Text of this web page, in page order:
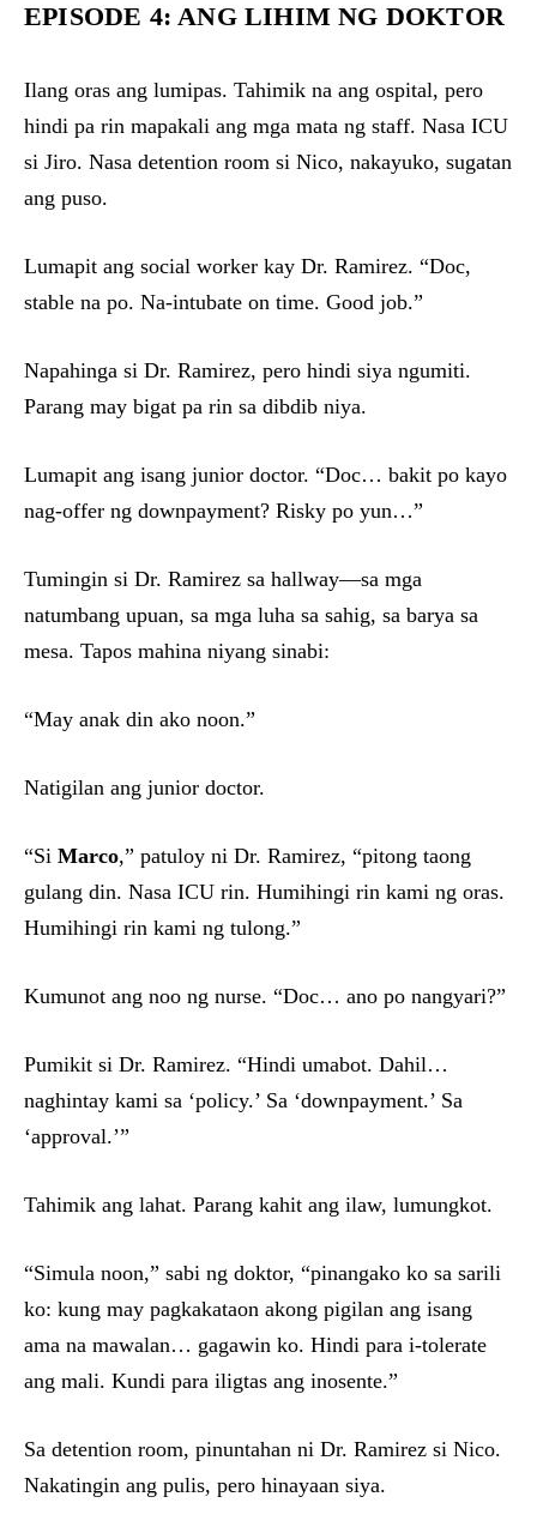
EPISODE 4: ANG LIHIM NG DOKTOR
Ilang oras ang lumipas. Tahimik na ang ospital, pero
hindi pa rin mapakali ang mga mata ng staff. Nasa ICU
si Jiro. Nasa detention room si Nico, nakayuko, sugatan
ang puso.
Lumapit ang social worker kay Dr. Ramirez. “Doc,
stable na po. Na-intubate on time. Good job.”
Napahinga si Dr. Ramirez, pero hindi siya ngumiti.
Parang may bigat pa rin sa dibdib niya.
Lumapit ang isang junior doctor. “Doc… bakit po kayo
nag-offer ng downpayment? Risky po yun…”
Tumingin si Dr. Ramirez sa hallway—sa mga
natumbang upuan, sa mga luha sa sahig, sa barya sa
mesa. Tapos mahina niyang sinabi:
“May anak din ako noon.”
Natigilan ang junior doctor.
“Si Marco,” patuloy ni Dr. Ramirez, “pitong taong
gulang din. Nasa ICU rin. Humihingi rin kami ng oras.
Humihingi rin kami ng tulong.”
Kumunot ang noo ng nurse. “Doc… ano po nangyari?”
Pumikit si Dr. Ramirez. “Hindi umabot. Dahil…
naghintay kami sa ‘policy.’ Sa ‘downpayment.’ Sa
‘approval.’”
Tahimik ang lahat. Parang kahit ang ilaw, lumungkot.
“Simula noon,” sabi ng doktor, “pinangako ko sa sarili
ko: kung may pagkakataon akong pigilan ang isang
ama na mawalan… gagawin ko. Hindi para i-tolerate
ang mali. Kundi para iligtas ang inosente.”
Sa detention room, pinuntahan ni Dr. Ramirez si Nico.
Nakatingin ang pulis, pero hinayaan siya.